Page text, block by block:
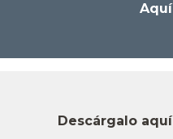
Aquí
Descárgalo aquí